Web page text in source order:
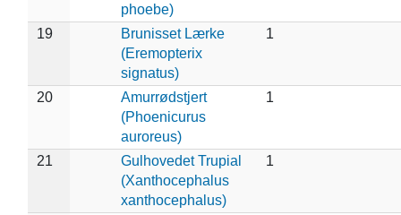
phoebe)
19
Brunisset Lærke
(Eremopterix
signatus)
1
20
Amurrødstjert
(Phoenicurus
auroreus)
1
21
Gulhovedet Trupial
(Xanthocephalus
xanthocephalus)
1